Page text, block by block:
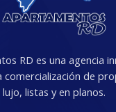
RD es una agencia
comercialización de
lujo, listas y en planos.